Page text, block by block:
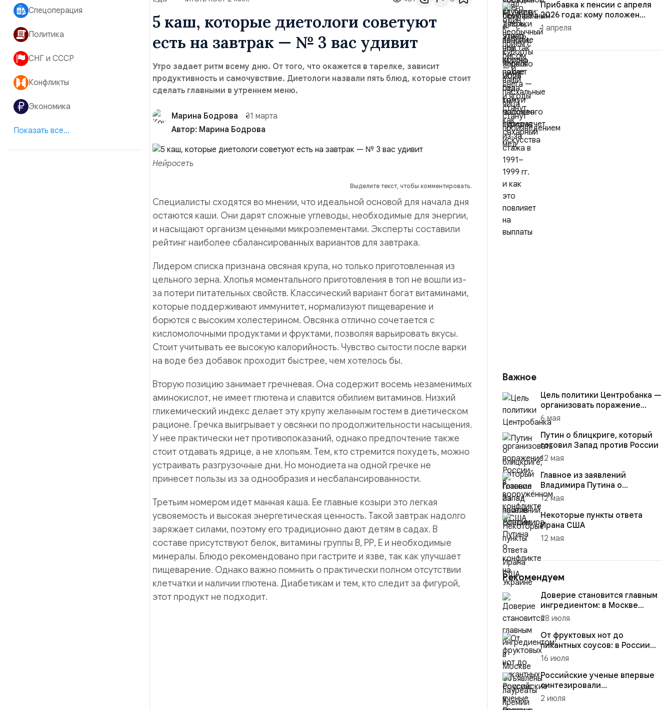
Спецоперация
Политика
СНГ и СССР
Конфликты
Экономика
Показать все...
5 каш, которые диетологи советуют
есть на завтрак — № 3 вас удивит
Утро задает ритм всему дню. От того, что окажется в тарелке, зависит
продуктивность и самочувствие. Диетологи назвали пять блюд, которые стоит
сделать главными в утреннем меню.
Марина Бодрова
31 марта
Автор: Марина Бодрова
Нейросеть
Выделите текст, чтобы комментировать.
Специалисты сходятся во мнении, что идеальной основой для начала дня
остаются каши. Они дарят сложные углеводы, необходимые для энергии,
и насыщают организм ценными микроэлементами. Эксперты составили
рейтинг наиболее сбалансированных вариантов для завтрака.
Лидером списка признана овсяная крупа, но только приготовленная из
цельного зерна. Хлопья моментального приготовления в топ не вошли из-
за потери питательных свойств. Классический вариант богат витаминами,
которые поддерживают иммунитет, нормализуют пищеварение и
борются с высоким холестерином. Овсянка отлично сочетается с
кисломолочными продуктами и фруктами, позволяя варьировать вкусы.
Стоит учитывать ее высокую калорийность. Чувство сытости после варки
на воде без добавок проходит быстрее, чем хотелось бы.
Вторую позицию занимает гречневая. Она содержит восемь незаменимых
аминокислот, не имеет глютена и славится обилием витаминов. Низкий
гликемический индекс делает эту крупу желанным гостем в диетическом
рационе. Гречка выигрывает у овсянки по продолжительности насыщения.
У нее практически нет противопоказаний, однако предпочтение также
стоит отдавать ядрице, а не хлопьям. Тем, кто стремится похудеть, можно
устраивать разгрузочные дни. Но монодиета на одной гречке не
принесет пользы из за однообразия и несбалансированности.
Третьим номером идет манная каша. Ее главные козыри это легкая
усвояемость и высокая энергетическая ценность. Такой завтрак надолго
заряжает силами, поэтому его традиционно дают детям в садах. В
составе присутствуют белок, витамины группы В, РР, Е и необходимые
минералы. Блюдо рекомендовано при гастрите и язве, так как улучшает
пищеварение. Однако важно помнить о практически полном отсутствии
клетчатки и наличии глютена. Диабетикам и тем, кто следит за фигурой,
этот продукт не подходит.
Прибавка к пенсии с апреля
2026 года: кому положен
пере...
1 апреля
Важное
Цель политики Центробанка —
организовать поражение
России в вооружённом
конфликте с США
6 мая
Путин о блицкриге, который
готовил Запад против России
12 мая
Главное из заявлений
Владимира Путина о
конфликте на Украине
12 мая
Некоторые пункты ответа
Ирана США
12 мая
Рекомендуем
Доверие становится главным
ингредиентом: в Москве
объявлены лауреаты премии
28 июля
От фруктовых нот до
пикантных соусов: в России
освоили получение основы
16 июля
Российские ученые впервые
синтезировали
отечественный компонент для
2 июля